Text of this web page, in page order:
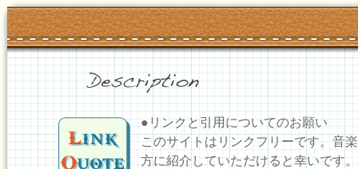
●リンクと引用についてのお願い
このサイトはリンクフリーです。音
方に紹介していただけると幸いです